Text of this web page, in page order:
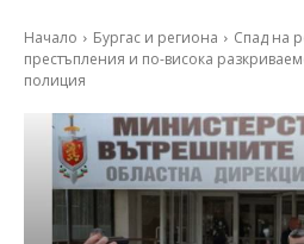
Начало Бургас и региона
Спад на
престъпления и по-висока
полиция